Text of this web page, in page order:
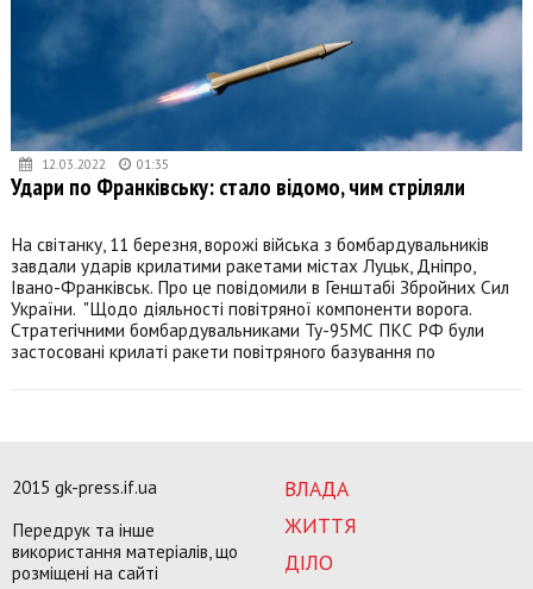
12.03.2022 01:35
Удари по Франківську: стало відомо, чим стріляли
На світанку, 11 березня, ворожі війська з бомбардувальників
завдали ударів крилатими ракетами містах Луцьк, Дніпро,
Івано-Франківськ. Про це повідомили в Генштабі Збройних Сил
України. "Щодо діяльності повітряної компоненти ворога.
Стратегічними бомбардувальниками Ту-95МС ПКС РФ були
застосовані крилаті ракети повітряного базування по
ВЛАДА
ЖИТТЯ
ДІЛО
2015 gk-press.if.ua
Передрук та інше
використання матеріалів, що
розміщені на сайті